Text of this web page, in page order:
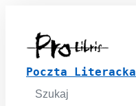
Poczta Literacka
Search
for: